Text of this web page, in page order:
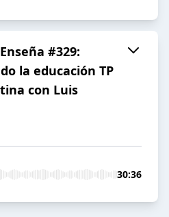
#329:
la educación TP
con Luis
30:36